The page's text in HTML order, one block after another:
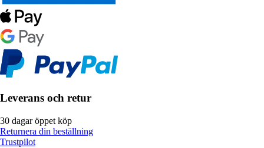
Leverans och retur
30 dagar öppet köp
Returnera din beställning
Trustpilot